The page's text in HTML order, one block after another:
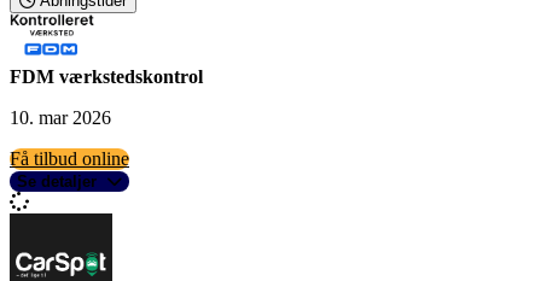
FDM værkstedskontrol
10. mar 2026
Få tilbud online
Se detaljer